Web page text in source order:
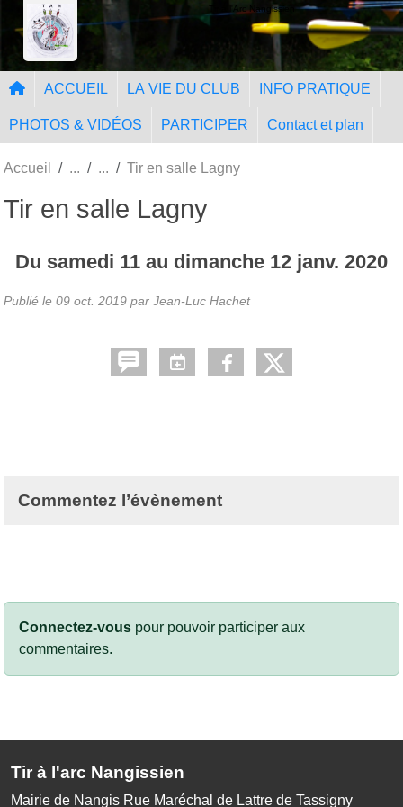
Tir à l'Arc Nangissien
ACCUEIL LA VIE DU CLUB INFO PRATIQUE
PHOTOS & VIDÉOS PARTICIPER Contact et plan
Accueil Tir en salle Lagny
Tir en salle Lagny
Du samedi 11 au dimanche 12 janv. 2020
Publié le 09 oct. 2019 par Jean-Luc Hachet
Commentez l’évènement
Connectez-vous pour pouvoir participer aux
commentaires.
Tir à l'arc Nangissien
Mairie de Nangis Rue Maréchal de Lattre de Tassigny
Panneau de gestion des cookies